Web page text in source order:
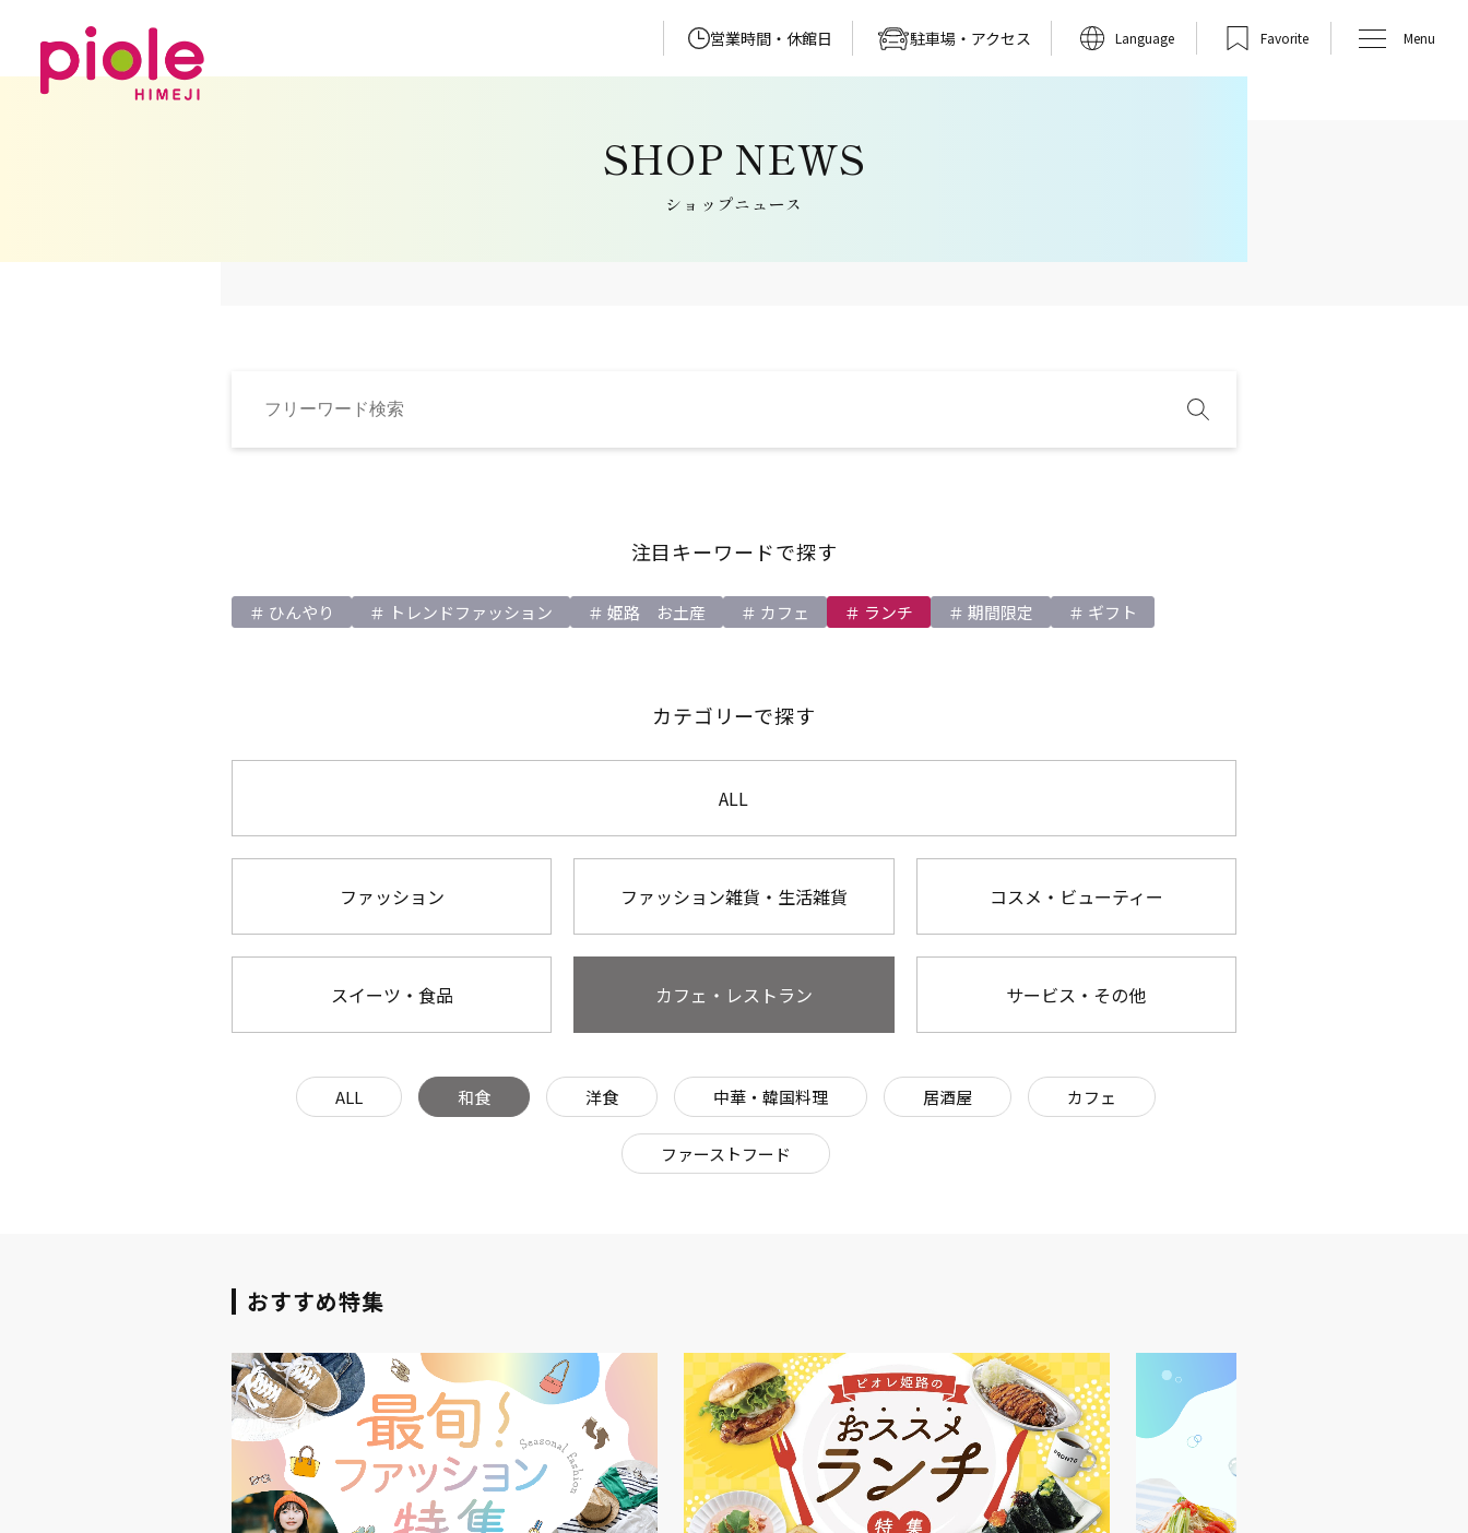
営業時間・休館日 駐車場・アクセス Favorite
Language Menu
ショップニュース
注目キーワードで探す
ひんやり トレンドファッション 姫路 お土産 カフェ ランチ 期間限定 ギフト
カテゴリーで探す
ALL
ファッション ファッション雑貨・生活雑貨 コスメ・ビューティー
スイーツ・食品 カフェ・レストラン サービス・その他
ALL 和食 洋食 中華・韓国料理 居酒屋 カフェ
ファーストフード
おすすめ特集